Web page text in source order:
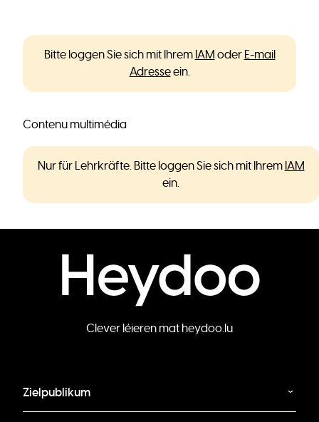
Bitte loggen Sie sich mit Ihrem IAM oder E-mail
Adresseein.
Contenu multimédia
Nur für Lehrkräfte. Bitte loggen Sie sich mit Ihrem IAM
ein.
Clever léieren mat heydoo.lu
Zielpublikum